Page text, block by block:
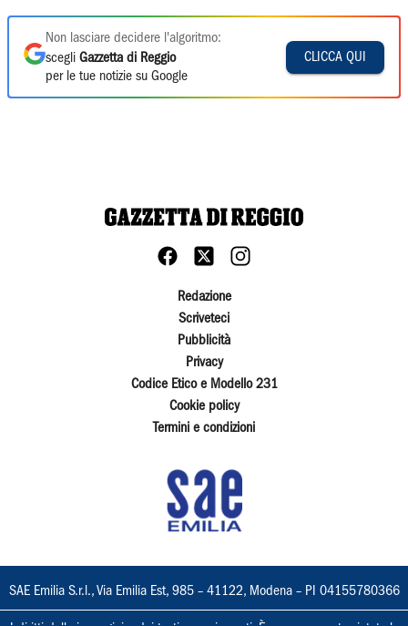
Non lasciare decidere l'algoritmo:
scegli Gazzetta di Reggio
per le tue notizie su Google
CLICCA QUI
Redazione
Scriveteci
Pubblicità
Privacy
Codice Etico e Modello 231
Cookie policy
Termini e condizioni
SAE Emilia S.r.l., Via Emilia Est, 985 – 41122, Modena – PI 04155780366